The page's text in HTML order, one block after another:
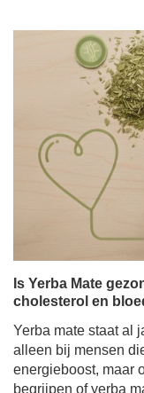
Is Yerba Mate
cholesterol en
Yerba mate staat al
alleen bij mensen
energieboost,
begrijpen of yerba
het dagelijks
een groeiende
invloed op het
is dan ook geen
jaren het